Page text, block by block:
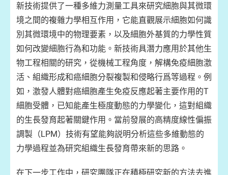
新技術提供了一種多維力測量工具來研究細胞與其微環
境之間的複雜力學相互作用，它能直觀展示細胞如何識
別其微環境中的物理要素，以及細胞外基質的力學性質
如何改變細胞行為和功能。新技術具潛力應用於其他生
物工程相關的研究，從機械工程角度，解構免疫細胞激
活、組織形成和癌細胞分裂複製和侵略行爲等過程。例
如，激發人體對癌細胞產生免疫反應起著主要作用的T
細胞受體，已知能產生極度動態的力學變化，這對組織
的生長發育起著關鍵作用。當前發展的高精度線性偏振
調製（LPM）技術有望能夠説明分析這些多維動態的
力學過程並為研究組織生長發育帶來新的思路。
在下一步工作中，研究團隊正在積極研究新的方法去進